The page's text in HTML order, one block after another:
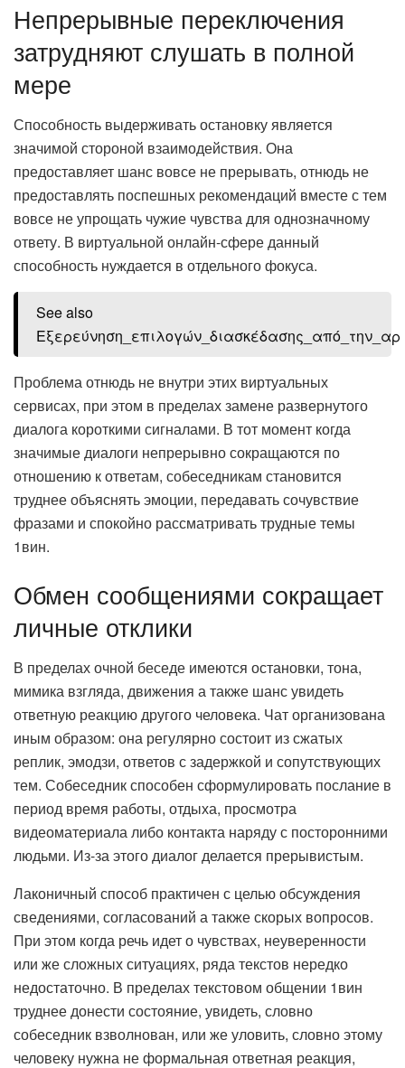
Непрерывные переключения
затрудняют слушать в полной
мере
Способность выдерживать остановку является
значимой стороной взаимодействия. Она
предоставляет шанс вовсе не прерывать, отнюдь не
предоставлять поспешных рекомендаций вместе с тем
вовсе не упрощать чужие чувства для однозначному
ответу. В виртуальной онлайн-сфере данный
способность нуждается в отдельного фокуса.
See also
Εξερεύνηση_επιλογών_διασκέδασης_από_την_αρ
Проблема отнюдь не внутри этих виртуальных
сервисах, при этом в пределах замене развернутого
диалога короткими сигналами. В тот момент когда
значимые диалоги непрерывно сокращаются по
отношению к ответам, собеседникам становится
труднее объяснять эмоции, передавать сочувствие
фразами и спокойно рассматривать трудные темы
1вин.
Обмен сообщениями сокращает
личные отклики
В пределах очной беседе имеются остановки, тона,
мимика взгляда, движения а также шанс увидеть
ответную реакцию другого человека. Чат организована
иным образом: она регулярно состоит из сжатых
реплик, эмодзи, ответов с задержкой и сопутствующих
тем. Собеседник способен сформулировать послание в
период время работы, отдыха, просмотра
видеоматериала либо контакта наряду с посторонними
людьми. Из-за этого диалог делается прерывистым.
Лаконичный способ практичен с целью обсуждения
сведениями, согласований а также скорых вопросов.
При этом когда речь идет о чувствах, неуверенности
или же сложных ситуациях, ряда текстов нередко
недостаточно. В пределах текстовом общении 1вин
труднее донести состояние, увидеть, словно
собеседник взволнован, или же уловить, словно этому
человеку нужна не формальная ответная реакция,